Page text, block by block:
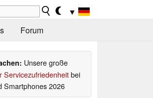
▼
Forum
Unsere große
Servicezufriedenheitbei
Smartphones 2026